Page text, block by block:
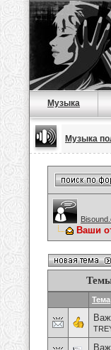
Музыка
Музыка
Ваши
Тема